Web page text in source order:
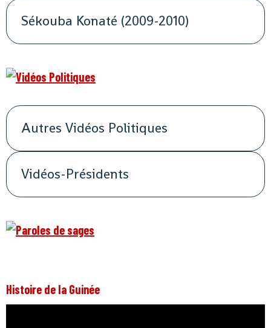
Sékouba Konaté (2009-2010)
Autres Vidéos Politiques
Vidéos-Présidents
Histoire de la Guinée